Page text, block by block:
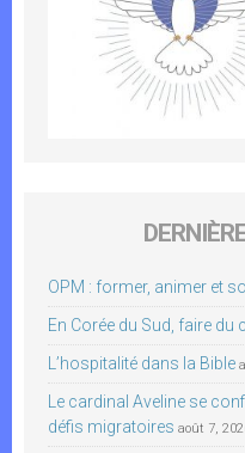
OPM : former, animer et
En Corée du Sud, faire
L’hospitalité dans la Bible
Le cardinal Aveline se
défis migratoires août 7,